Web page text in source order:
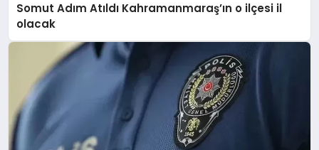
Somut Adım Atıldı Kahramanmaraş’ın o ilçesi il
olacak